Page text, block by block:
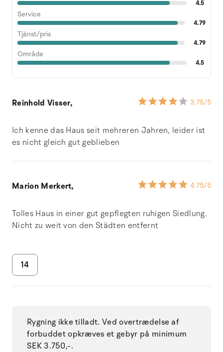
4.5
Service
4.79
Tjänst/pris
4.79
Område
4.5
Reinhold Visser, 3.75/5
Ich kenne das Haus seit mehreren Jahren, leider ist
es nicht gleich gut geblieben
Marion Merkert, 4.75/5
Tolles Haus in einer gut gepflegten ruhigen Siedlung.
Nicht zu weit von den Städten entfernt
14
Rygning ikke tilladt. Ved overtrædelse af
forbuddet opkræves et gebyr på minimum
SEK 3.750,-.